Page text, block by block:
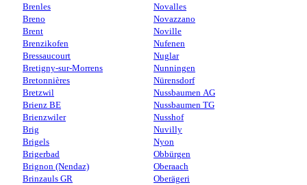
Brenles
Breno
Brent
Brenzikofen
Bressaucourt
Bretigny-sur-Morrens
Bretonnières
Bretzwil
Brienz BE
Brienzwiler
Brig
Brigels
Brigerbad
Brignon (Nendaz)
Brinzauls GR
Novalles
Novazzano
Noville
Nufenen
Nuglar
Nunningen
Nürensdorf
Nussbaumen AG
Nussbaumen TG
Nusshof
Nuvilly
Nyon
Obbürgen
Oberaach
Oberägeri